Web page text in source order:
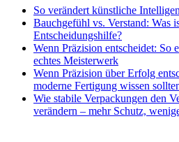
So verändert künstliche
Bauchgefühl vs. Verstand: Was
Entscheidungshilfe?
Wenn Präzision entscheidet: So
echtes Meisterwerk
Wenn Präzision über Erfolg
moderne Fertigung wissen
Wie stabile Verpackungen den
verändern – mehr Schutz,